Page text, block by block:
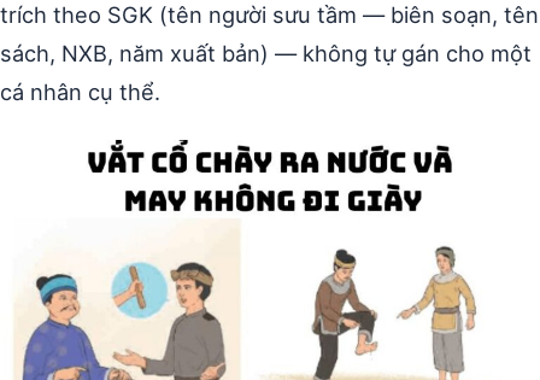
trích theo SGK (tên người sưu tầm — biên soạn, tên
sách, NXB, năm xuất bản) — không tự gán cho một
cá nhân cụ thể.